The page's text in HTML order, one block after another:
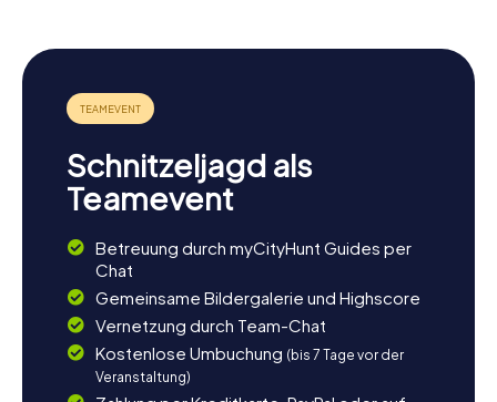
Schnitzeljagd als
Teamevent
Betreuung durch myCityHunt Guides per
Chat
Gemeinsame Bildergalerie und Highscore
Vernetzung durch Team-Chat
Kostenlose Umbuchung (bis 7 Tage vor der
Veranstaltung)